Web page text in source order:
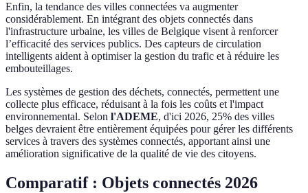
Enfin, la tendance des villes connectées va augmenter
considérablement. En intégrant des objets connectés dans
l'infrastructure urbaine, les villes de Belgique visent à renforcer
l’efficacité des services publics. Des capteurs de circulation
intelligents aident à optimiser la gestion du trafic et à réduire les
embouteillages.
Les systèmes de gestion des déchets, connectés, permettent une
collecte plus efficace, réduisant à la fois les coûts et l'impact
environnemental. Selon l'ADEME, d'ici 2026, 25% des villes
belges devraient être entièrement équipées pour gérer les différents
services à travers des systèmes connectés, apportant ainsi une
amélioration significative de la qualité de vie des citoyens.
Comparatif : Objets connectés 2026